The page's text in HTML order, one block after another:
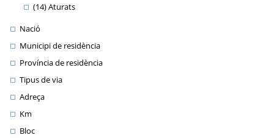
(14) Aturats
Nació
Municipi de residència
Província de residència
Tipus de via
Adreça
Km
Bloc